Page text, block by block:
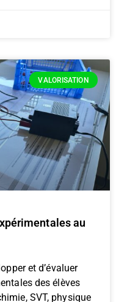
VALORISATION
au
et d’évaluer
des élèves
SVT, physique